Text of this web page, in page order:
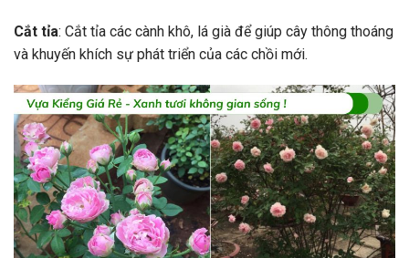
Cắt tỉa: Cắt tỉa các cành khô, lá già để giúp cây thông thoáng
và khuyến khích sự phát triển của các chồi mới.